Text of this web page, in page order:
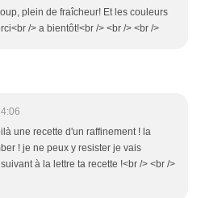
plein de fraîcheur! Et les couleurs
/> a bientôt!<br /> <br /> <br />
une recette d'un raffinement ! la
! je ne peux y resister je vais
à la lettre ta recette !<br /> <br />